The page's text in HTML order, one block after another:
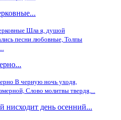
Шла я, душой
песни любовные, Толпы
В черную ночь уходя,
Слово молитвы твердя,...
нисходит день осенний...